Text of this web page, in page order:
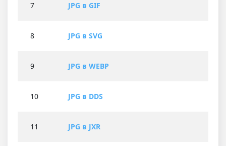
7 JPG в GIF
8 JPG в SVG
9 JPG в WEBP
10 JPG в DDS
11 JPG в JXR